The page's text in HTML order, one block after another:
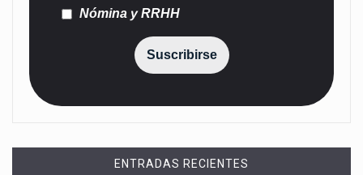
Nómina y RRHH
Suscribirse
ENTRADAS RECIENTES